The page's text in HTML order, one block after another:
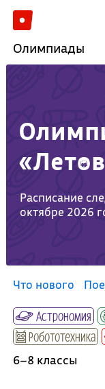
Олимпиады
Расписание
октябре 2026
Что нового
Астрономия
Робототехника
6–8 классы